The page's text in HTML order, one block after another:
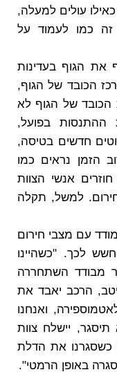
עולים למעלה,
זה כמו לעמוד על
את הגוף בעדינות
הכובד של הגוף,
הכובד של הגוף לא
ההתנסות בפועל,
חדשים בטיסה,
הזמן נראים כמו
אנשי הצוות
למשל, תקלה
עם מצבי חירום
לכך. "כשהיינו
מבודד השתחררה
הרכב יאבד את
ואנחנו
יישלח צוות
את הדלת
באופן הרמטי".